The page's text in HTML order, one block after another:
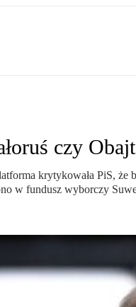
czy
krytykowała PiS, że
w fundusz wyborczy